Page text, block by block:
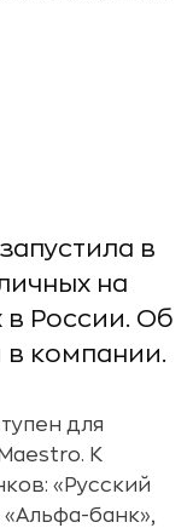
в
на
в России. Об
в компании.
для
К
«Русский
банк»,